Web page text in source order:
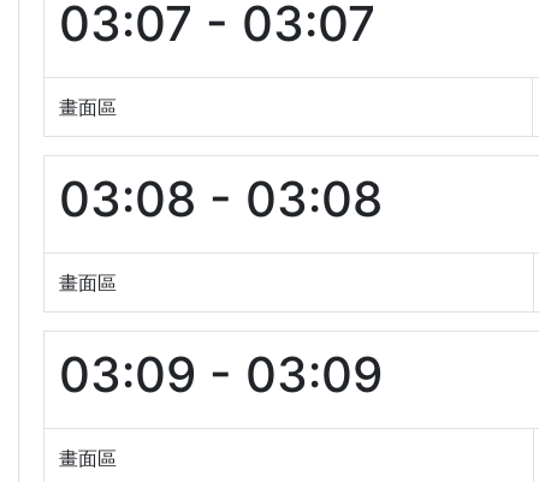
03:07 - 03:07
畫面區
03:08 - 03:08
畫面區
03:09 - 03:09
畫面區